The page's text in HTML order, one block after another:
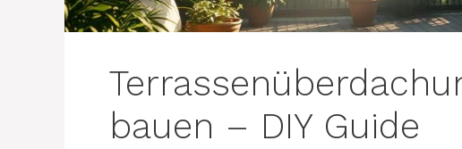
bauen – DIY Guide